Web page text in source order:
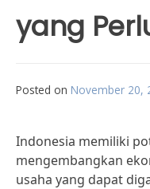
yang
Posted on November 20,
Indonesia memiliki
mengembangkan
usaha yang dapat